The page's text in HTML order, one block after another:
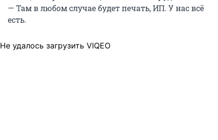
— Там в любом случае будет печать, ИП. У нас всё
есть.
Не удалось загрузить VIQEO